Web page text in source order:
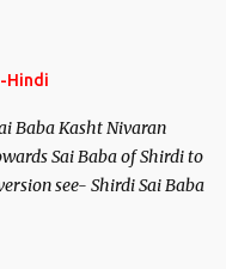
Hindi
Baba Kasht Nivaran
Sai Baba of Shirdi to
see- Shirdi Sai Baba